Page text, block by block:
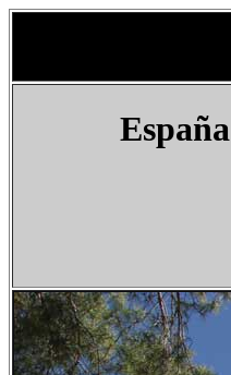
España